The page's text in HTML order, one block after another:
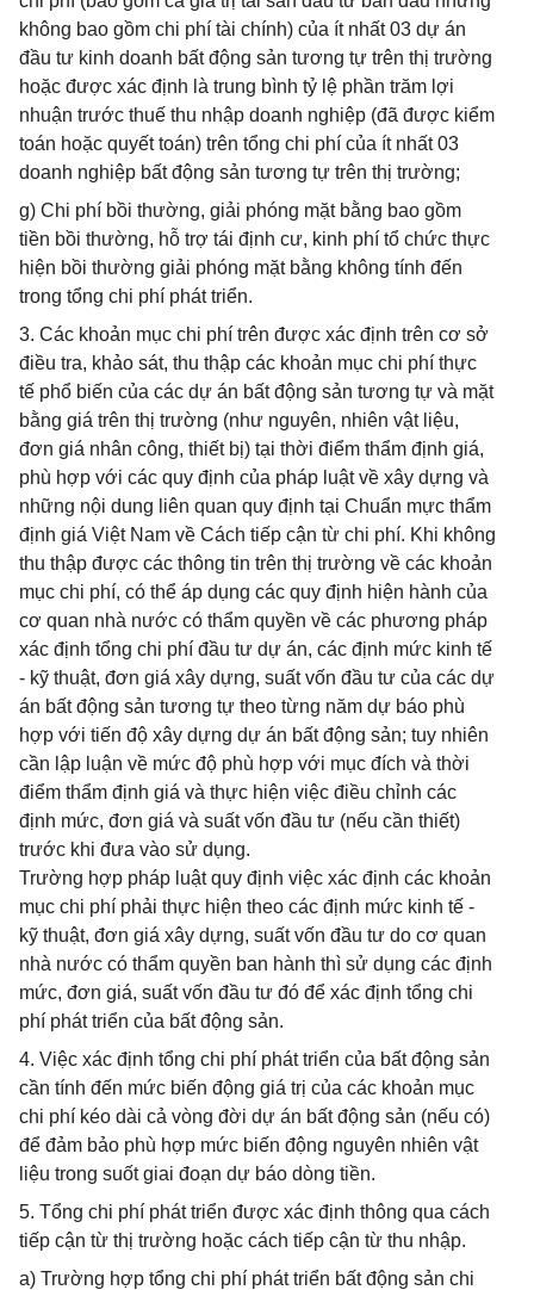
không bao gồm chi phí tài chính) của ít nhất 03 dự án
đầu tư kinh doanh bất động sản tương tự trên thị trường
hoặc được xác định là trung bình tỷ lệ phần trăm lợi
nhuận trước thuế thu nhập doanh nghiệp (đã được kiểm
toán hoặc quyết toán) trên tổng chi phí của ít nhất 03
doanh nghiệp bất động sản tương tự trên thị trường;
g) Chi phí bồi thường, giải phóng mặt bằng bao gồm
tiền bồi thường, hỗ trợ tái định cư, kinh phí tổ chức thực
hiện bồi thường giải phóng mặt bằng không tính đến
trong tổng chi phí phát triển.
3. Các khoản mục chi phí trên được xác định trên cơ sở
điều tra, khảo sát, thu thập các khoản mục chi phí thực
tế phổ biến của các dự án bất động sản tương tự và mặt
bằng giá trên thị trường (như nguyên, nhiên vật liệu,
đơn giá nhân công, thiết bị) tại thời điểm thẩm định giá,
phù hợp với các quy định của pháp luật về xây dựng và
những nội dung liên quan quy định tại Chuẩn mực thẩm
định giá Việt Nam về Cách tiếp cận từ chi phí. Khi không
thu thập được các thông tin trên thị trường về các khoản
mục chi phí, có thể áp dụng các quy định hiện hành của
cơ quan nhà nước có thẩm quyền về các phương pháp
xác định tổng chi phí đầu tư dự án, các định mức kinh tế
- kỹ thuật, đơn giá xây dựng, suất vốn đầu tư của các dự
án bất động sản tương tự theo từng năm dự báo phù
hợp với tiến độ xây dựng dự án bất động sản; tuy nhiên
cần lập luận về mức độ phù hợp với mục đích và thời
điểm thẩm định giá và thực hiện việc điều chỉnh các
định mức, đơn giá và suất vốn đầu tư (nếu cần thiết)
trước khi đưa vào sử dụng.
Trường hợp pháp luật quy định việc xác định các khoản
mục chi phí phải thực hiện theo các định mức kinh tế -
kỹ thuật, đơn giá xây dựng, suất vốn đầu tư do cơ quan
nhà nước có thẩm quyền ban hành thì sử dụng các định
mức, đơn giá, suất vốn đầu tư đó để xác định tổng chi
phí phát triển của bất động sản.
4. Việc xác định tổng chi phí phát triển của bất động sản
cần tính đến mức biến động giá trị của các khoản mục
chi phí kéo dài cả vòng đời dự án bất động sản (nếu có)
để đảm bảo phù hợp mức biến động nguyên nhiên vật
liệu trong suốt giai đoạn dự báo dòng tiền.
5. Tổng chi phí phát triển được xác định thông qua cách
tiếp cận từ thị trường hoặc cách tiếp cận từ thu nhập.
a) Trường hợp tổng chi phí phát triển bất động sản chi